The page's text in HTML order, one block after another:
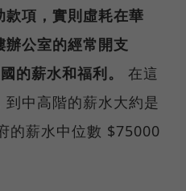
項，實則虛耗在華
辦公室的經常開支
的薪水和福利。
在這
中高階的薪水大約是
的薪水中位數 $75000